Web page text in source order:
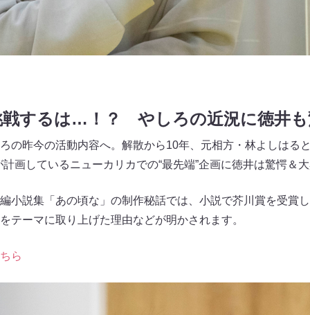
戦するは…！？ やしろの近況に徳井も
の昨今の活動内容へ。解散から10年、元相方・林よしはる
画しているニューカリカでの“最先端”企画に徳井は驚愕＆
小説集「あの頃な」の制作秘話では、小説で芥川賞を受賞
テーマに取り上げた理由などが明かされます。
ら